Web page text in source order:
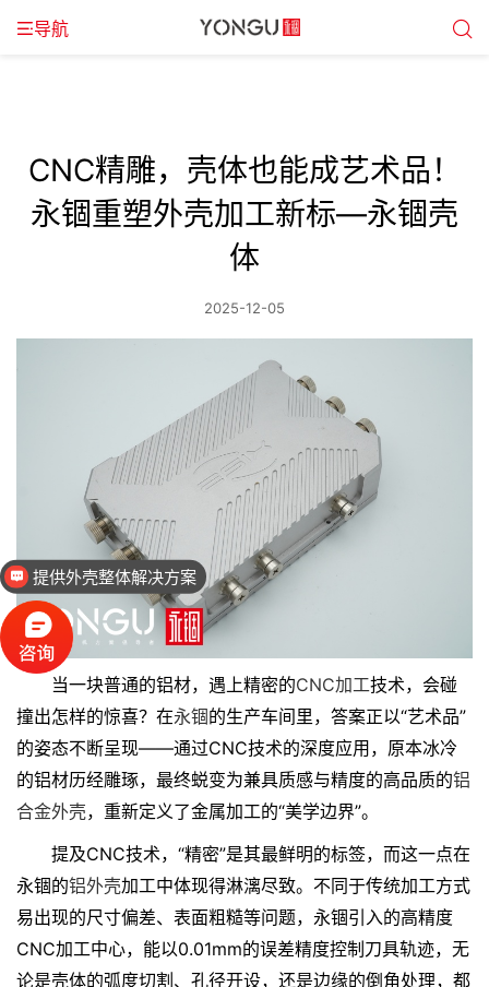
导航
CNC精雕，壳体也能成艺术品！
永锢重塑外壳加工新标—永锢壳
体
2025-12-05
当一块普通的铝材，遇上精密的CNC加工技术，会碰
撞出怎样的惊喜？在永锢的生产车间里，答案正以“艺术品”
的姿态不断呈现——通过CNC技术的深度应用，原本冰冷
的铝材历经雕琢，最终蜕变为兼具质感与精度的高品质的铝
合金外壳，重新定义了金属加工的“美学边界”。
提及CNC技术，“精密”是其最鲜明的标签，而这一点在
永锢的铝外壳加工中体现得淋漓尽致。不同于传统加工方式
易出现的尺寸偏差、表面粗糙等问题，永锢引入的高精度
CNC加工中心，能以0.01mm的误差精度控制刀具轨迹，无
论是壳体的弧度切割、孔径开设，还是边缘的倒角处理，都
提供外壳整体解决方案
工业设计、二次设计